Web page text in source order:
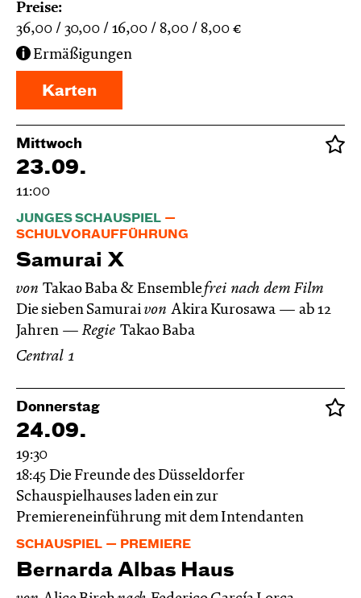
Preise:
36,00
30,00 16,00 8,00 8,00 €
Ermäßigungen
Karten
Mittwoch
23.09.
11:00
JUNGES SCHAUSPIEL
SCHULVORAUFFÜHRUNG
Samurai X
von Takao Baba & Ensemblefrei nach dem Film
Die sieben Samurai von Akira Kurosawa
ab 12
Jahren
Regie Takao Baba
Central 1
Donnerstag
24.09.
19:30
18:45 Die Freunde des Düsseldorfer
Schauspielhauses laden ein zur
Premiereneinführung mit dem Intendanten
SCHAUSPIEL PREMIERE
Bernarda Albas Haus